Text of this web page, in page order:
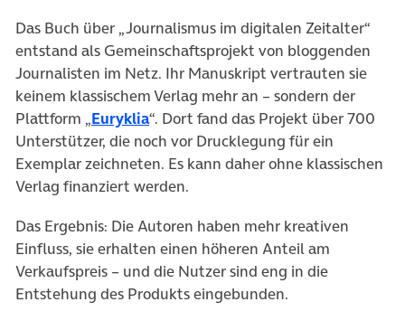
Das Buch über „Journalismus im digitalen Zeitalter“
entstand als Gemeinschaftsprojekt von bloggenden
Journalisten im Netz. Ihr Manuskript vertrauten sie
keinem klassischem Verlag mehr an – sondern der
Plattform „Euryklia“. Dort fand das Projekt über 700
Unterstützer, die noch vor Drucklegung für ein
Exemplar zeichneten. Es kann daher ohne klassischen
Verlag finanziert werden.
Das Ergebnis: Die Autoren haben mehr kreativen
Einfluss, sie erhalten einen höheren Anteil am
Verkaufspreis – und die Nutzer sind eng in die
Entstehung des Produkts eingebunden.